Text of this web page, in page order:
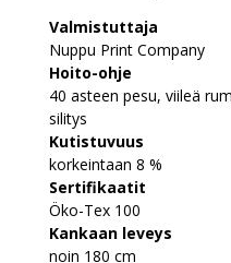
Valmistuttaja
Nuppu Print Company
Hoito-ohje
40 asteen pesu, viileä
silitys
Kutistuvuus
korkeintaan 8 %
Sertifikaatit
Öko-Tex 100
Kankaan leveys
noin 180 cm